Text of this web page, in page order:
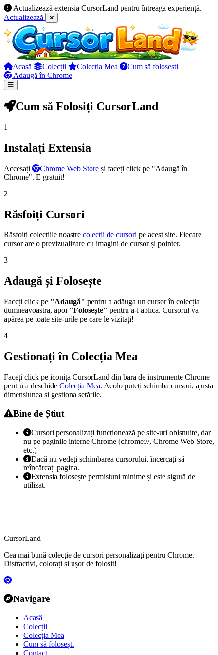
Actualizează extensia CursorLand pentru întreaga experiență.
Actualizează
Acasă Colecții Colecția Mea
Cum să folosești
Adaugă în Chrome
Cum să Folosiți CursorLand
1
Instalați Extensia
Accesați Chrome Web Store și faceți click pe "Adaugă în
Chrome". E gratuit!
2
Răsfoiți Cursori
Răsfoiți colecțiile noastre colecții de cursori pe acest site. Fiecare
cursor are o previzualizare cu imagini de cursor și pointer.
3
Adaugă și Folosește
Faceți click pe "Adaugă" pentru a adăuga un cursor în colecția
dumneavoastră, apoi "Folosește" pentru a-l aplica. Cursorul va
apărea pe toate site-urile pe care le vizitați!
4
Gestionați în Colecția Mea
Faceți click pe iconița CursorLand din bara de instrumente Chrome
pentru a deschide Colecția Mea. Acolo puteți schimba cursori, ajusta
dimensiunea și gestiona setările.
Bine de Știut
Cursori personalizați funcționează pe site-uri obișnuite, dar
nu pe paginile interne Chrome (chrome://, Chrome Web Store,
etc.)
Dacă nu vedeți schimbarea cursorului, încercați să
reîncărcați pagina.
Extensia folosește permisiuni minime și este sigură de
utilizat.
CursorLand
Cea mai bună colecție de cursori personalizați pentru Chrome.
Distractivi, colorați și ușor de folosit!
Navigare
Acasă
Colecții
Colecția Mea
Cum să folosești
Contact